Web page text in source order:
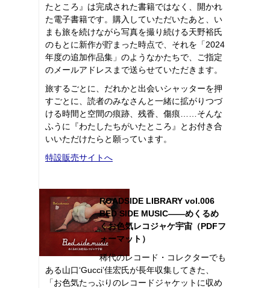
たところ』は完成された書籍ではなく、開かれ
た電子書籍です。購入していただいたあと、い
まも旅を続けながら写真を撮り続ける天野裕氏
のもとに新作が貯まった時点で、それを「2024
年度の追加作品集」のようなかたちで、ご指定
のメールアドレスまで送らせていただきます。
旅するごとに、だれかと出会いシャッターを押
すごとに、読者のみなさんと一緒に拡がりつづ
ける時間と空間の痕跡、残香、傷痕……そんな
ふうに『わたしたちがいたところ』とお付き合
いいただけたらと願っています。
特設販売サイトへ
ROADSIDE LIBRARY vol.006
BED SIDE MUSIC――めくるめ
くお色気レコジャケ宇宙（PDFフ
ォーマット）
稀代のレコード・コレクターでも
ある山口‘Gucci’佳宏氏が長年収集してきた、
「お色気たっぷりのレコードジャケットに収め